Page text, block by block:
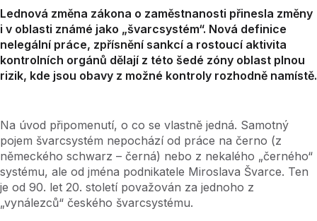
Lednová změna zákona o zaměstnanosti přinesla změny
i v oblasti známé jako „švarcsystém“. Nová definice
nelegální práce, zpřísnění sankcí a rostoucí aktivita
kontrolních orgánů dělají z této šedé zóny oblast plnou
rizik, kde jsou obavy z možné kontroly rozhodně namístě.
Na úvod připomenutí, o co se vlastně jedná. Samotný
pojem švarcsystém nepochází od práce na černo (z
německého schwarz – černá) nebo z nekalého „černého“
systému, ale od jména podnikatele Miroslava Švarce. Ten
je od 90. let 20. století považován za jednoho z
„vynálezců“ českého švarcsystému.